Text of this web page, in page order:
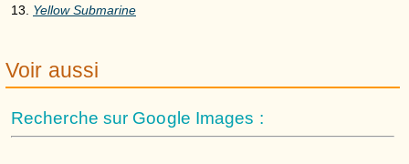
Yellow Submarine
Voir aussi
Recherche sur Google Images :